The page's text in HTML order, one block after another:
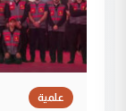
علمية